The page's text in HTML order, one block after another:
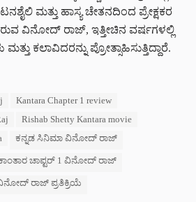
ಮತ್ತು ಹಾಸ್ಯ ಚೇತನದಿಂದ ಪ್ರೇಕ್ಷಕರ
ವಿನೋದ್ ರಾಜ್, ಇತ್ತೀಚಿನ ವರ್ಷಗಳಲ್ಲಿ
ಕಲಾವಿದರನ್ನು ಪ್ರೋತ್ಸಾಹಿಸುತ್ತಿದ್ದಾರೆ.
Kantara Chapter 1 review
Rishab Shetty Kantara movie
ಕನ್ನಡ ಸಿನಿಮಾ ವಿನೋದ್ ರಾಜ್
ಚಾಪ್ಟರ್ 1 ವಿನೋದ್ ರಾಜ್
ರಾಜ್ ಪ್ರತಿಕ್ರಿಯೆ